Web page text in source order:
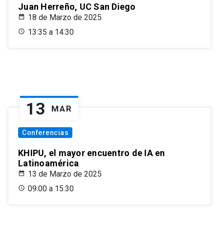
Juan Herreño, UC San Diego
18 de Marzo de 2025
13:35 a 14:30
13 MAR
Conferencias
KHIPU, el mayor encuentro de IA en
Latinoamérica
13 de Marzo de 2025
09:00 a 15:30